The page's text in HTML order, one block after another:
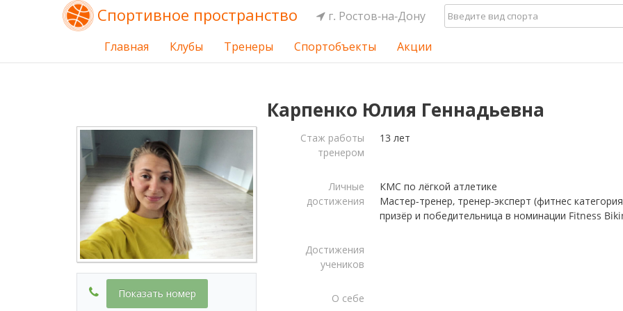
Спортивное пространство г. Ростов-на-Дону
Главная Клубы Тренеры Спортобъекты Акции
Карпенко Юлия Геннадьевна
Показать номер
Стаж работы
тренером
13 лет
Личные
достижения
КМС по лёгкой атлетике
Мастер-тренер, тренер-эксперт (фитнес
призёр и победительница в номинации Fitness
Достижения
учеников
О себе